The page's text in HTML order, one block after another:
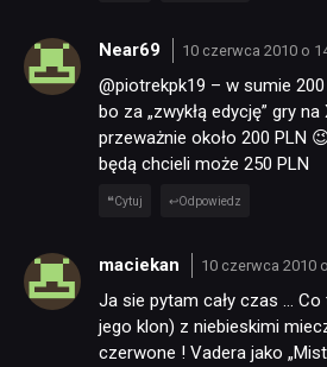
Near69 10 czerwca 2010 o
@piotrekpk19 – w sumie 200
bo za „zwykłą edycję” gry na
przeważnie około 200 PLN
będą chcieli może 250 PLN
Cytuj Odpowiedz
maciekan 10 czerwca 2010
Ja sie pytam cały czas …
jego klon) z niebieskimi
czerwone ! Vadera jako